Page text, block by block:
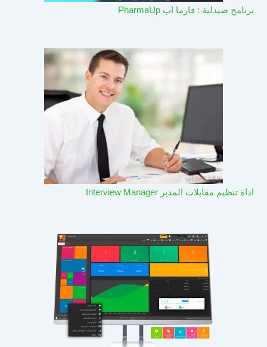
برنامج صيدلية : فارما اب PharmaUp​
اداة تنظيم مقابلات المدير Interview Manager